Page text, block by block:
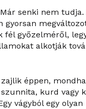
senki nem
gyorsan
fél győzelméről,
alkotják
éppen,
kurd vagy
vágyból egy